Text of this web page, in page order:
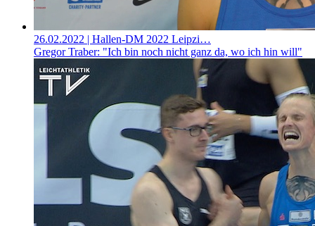
26.02.2022 | Hallen-DM 2022 Leipzi…
Gregor Traber: "Ich bin noch nicht ganz da, wo ich hin will"